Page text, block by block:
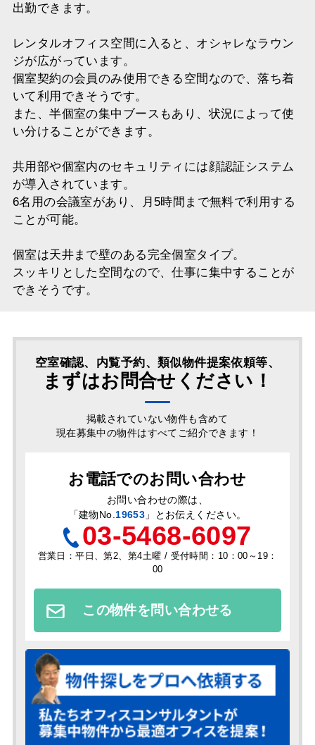
出勤できます。
レンタルオフィス空間に入ると、オシャレなラウン
ジが広がっています。
個室契約の会員のみ使用できる空間なので、落ち着
いて利用できそうです。
また、半個室の集中ブースもあり、状況によって使
い分けることができます。
共用部や個室内のセキュリティには顔認証システム
が導入されています。
6名用の会議室があり、月5時間まで無料で利用する
ことが可能。
個室は天井まで壁のある完全個室タイプ。
スッキリとした空間なので、仕事に集中することが
できそうです。
空室確認、内覧予約、類似物件提案依頼等、
まずはお問合せください！
掲載されていない物件も含めて
現在募集中の物件はすべてご紹介できます！
お電話でのお問い合わせ
お問い合わせの際は、
「建物No. 19653 」とお伝えください。
03-5468-6097
営業日：平日、第2、第4土曜 / 受付時間：10：00～19：
00
この物件を問い合わせる